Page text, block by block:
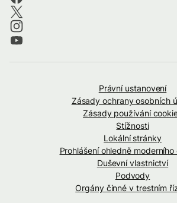
Právní ustanovení
Zásady ochrany osobních
Zásady používání
Stížnosti
Lokální stránky
Prohlášení ohledně
Duševní vlastnictví
Podvody
Orgány činné v trestním